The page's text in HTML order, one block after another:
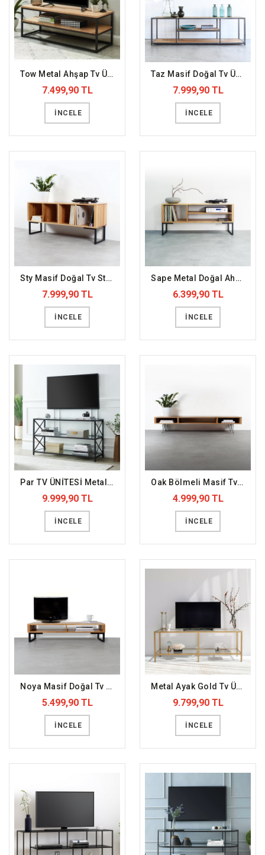
Tow Metal Ahşap Tv Ünitesi (DFFTV2)
7.499,90 TL
İNCELE
Taz Masif Doğal Tv Ünitesi (DFFTV14)
7.999,90 TL
İNCELE
Sty Masif Doğal Tv Standı (DFFTV13)
7.999,90 TL
İNCELE
Sape Metal Doğal Ahşap Tv Ünitesi (DFFTV12)
6.399,90 TL
İNCELE
Par TV ÜNİTESİ Metal Cam Tabla (DFFTV4)
9.999,90 TL
İNCELE
Oak Bölmeli Masif Tv Standı (DFFTV15)
4.999,90 TL
İNCELE
Noya Masif Doğal Tv Ünitesi (DFFTV11)
5.499,90 TL
İNCELE
Metal Ayak Gold Tv Ünitesi (DFFTV1)
9.799,90 TL
İNCELE